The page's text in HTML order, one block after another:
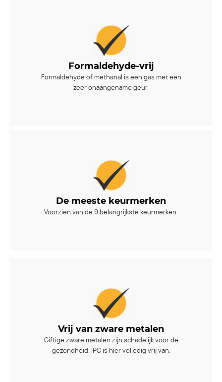
Formaldehyde-vrij
Formaldehyde of methanal is een gas met een
zeer onaangename geur.
De meeste keurmerken
Voorzien van de 9 belangrijkste keurmerken.
Vrij van zware metalen
Giftige zware metalen zijn schadelijk voor de
gezondheid. IPC is hier volledig vrij van.